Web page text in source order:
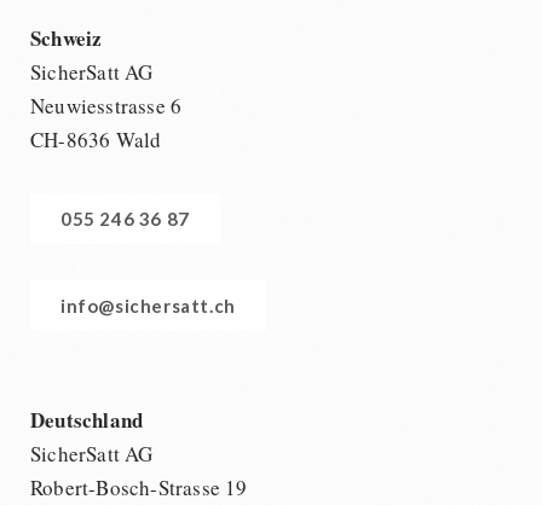
Schweiz
SicherSatt AG
Neuwiesstrasse 6
CH-8636 Wald
055 246 36 87
info@sichersatt.ch
Deutschland
SicherSatt AG
Robert-Bosch-Strasse 19